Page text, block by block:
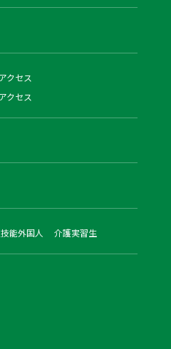
ス
クセス
能外国人 介護実習生